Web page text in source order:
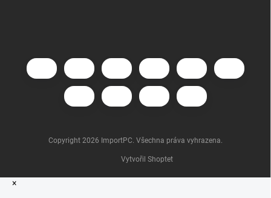
Vytvořil Shoptet
Copyright 2026 ImportPC. Všechna práva vyhrazena.
×